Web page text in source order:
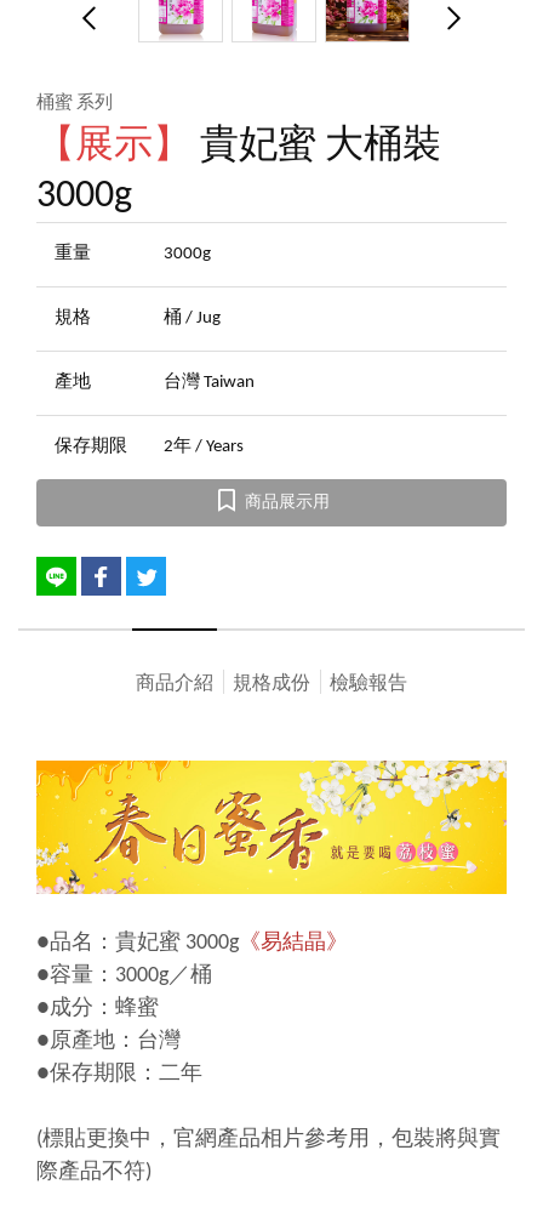
桶蜜 系列
【展示】
貴妃蜜 大桶裝
3000g
重量 3000g
規格 桶 / Jug
產地 台灣 Taiwan
保存期限 2年 / Years
商品展示用
商品介紹 規格成份 檢驗報告
●品名：貴妃蜜 3000g《易結晶》
●容量：3000g／桶
●成分：蜂蜜
●原產地：台灣
●保存期限：二年
(標貼更換中，官網產品相片參考用，包裝將與實
際產品不符)